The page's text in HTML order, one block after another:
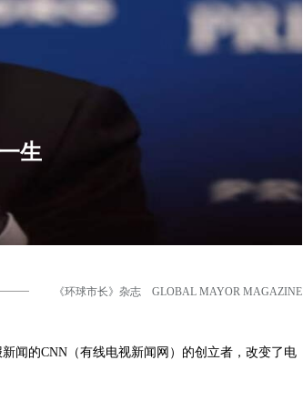
生
《环球市长》杂志 GLOBAL MAYOR MAGAZINE
闻的CNN（有线电视新闻网）的创立者，改变了电